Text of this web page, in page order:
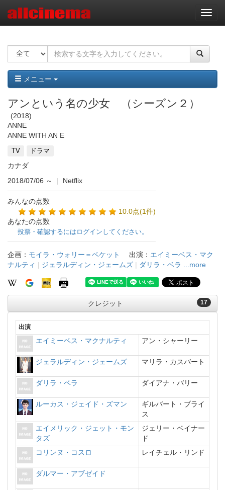
ナ
ビ
ー
ョ
ン
メニュー
アンという名の少女 （シーズン２）
2018
ANNE
ANNE WITH AN E
TV ドラマ
カナダ
2018/07/06 ～ | Netflix
みんなの点数
10.0点(1件)
あなたの点数
投票・確認するにはログインしてください。
企画： モイラ・ウォリー＝ベケット 出演： エイミーベス・マク
ナルティ | ジェラルディン・ジェームズ | ダリラ・ベラ ...more
17
クレジット
出演
エイミーベス・マクナルティ アン・シャーリー
ジェラルディン・ジェームズ マリラ・カスバート
ダリラ・ベラ ダイアナ・バリー
ルーカス・ジェイド・ズマン
ギルバート・ブライ
ス
エイメリック・ジェット・モン
タズ
ジェリー・ベイナー
ド
コリンヌ・コスロ
レイチェル・リンド
ダルマー・アブゼイド